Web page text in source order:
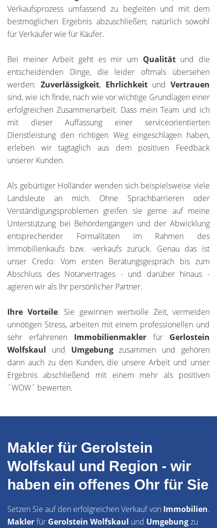
Verkaufsprozess umfassend zu begleiten und mit dem
bestmöglichen Ergebnis abzuschließen; natürlich sowohl
für Verkäufer wie für Käufer.
Bei meiner Arbeit geht es mir um Qualität und die
entscheidenden Dinge, die leider oftmals übersehen
werden: Zuverlässigkeit, Ehrlichkeit und Vertrauen
sind, wie ich finde, nach wie vor wichtige Grundlagen einer
erfolgreichen Zusammenarbeit. Dass mein Team und ich
mit dieser Auffassung einer serviceorientierten
Dienstleistung den richtigen Weg eingeschlagen haben,
erleben wir tagtäglich aus dem positiven Feedback
unserer Kunden.
Als gebürtiger Holländer wenden sich beispielsweise viele
Landsleute an mich. Ohne Sprachbarrieren oder
Verständigungsproblemen greifen sie gerne auf meine
Unterstützung bei Behördengängen und der Abwicklung
entsprechender Formalitäten im Rahmen des
Immobilienkaufs bzw. -verkaufs zurück. Genau das ist
unser Credo: Vom ersten Beratungsgespräch bis zum
Abschluss des Notarvertrages - und darüber hinaus -
agieren wir als Ihr persönlicher Partner.
Ihre Vorteile: Sie gewinnen wertvolle Zeit, vermeiden
unnötigen Stress, arbeiten mit einem professionellen und
sehr erfahrenen Immobilienmakler für Gerlostein
Wolfskaul und Umgebungzusammen und gehören
dann auch zu den Kunden, die unsere Arbeit und unser
Ergebnis abschließend mit einem mehr als positiven
`WOW´ bewerten.
Makler für Gerolstein
Wolfskaul und Region - wir
haben ein offenes Ohr für Sie
Setzen Sie auf den erfolgreichen Verkauf von Immobilien.
Maklerfür Gerolstein Wolfskaul und Umgebungzu